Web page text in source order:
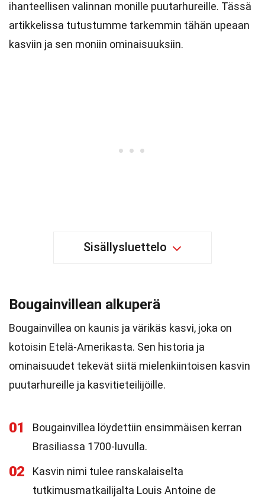
ihanteellisen valinnan monille puutarhureille. Tässä
artikkelissa tutustumme tarkemmin tähän upeaan
kasviin ja sen moniin ominaisuuksiin.
Sisällysluettelo
Bougainvillean alkuperä
Bougainvillea on kaunis ja värikäs kasvi, joka on
kotoisin Etelä-Amerikasta. Sen historia ja
ominaisuudet tekevät siitä mielenkiintoisen kasvin
puutarhureille ja kasvitieteilijöille.
01
Bougainvillea löydettiin ensimmäisen kerran
Brasiliassa 1700-luvulla.
02
Kasvin nimi tulee ranskalaiselta
tutkimusmatkailijalta Louis Antoine de